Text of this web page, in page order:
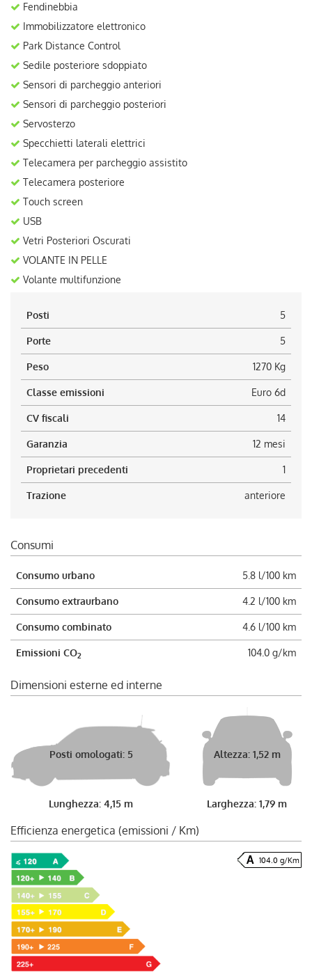
Fendinebbia
Immobilizzatore elettronico
Park Distance Control
Sedile posteriore sdoppiato
Sensori di parcheggio anteriori
Sensori di parcheggio posteriori
Servosterzo
Specchietti laterali elettrici
Telecamera per parcheggio assistito
Telecamera posteriore
Touch screen
USB
Vetri Posteriori Oscurati
VOLANTE IN PELLE
Volante multifunzione
Posti 5
Porte 5
Peso 1270 Kg
Classe emissioni Euro 6d
CV fiscali 14
Garanzia 12 mesi
Proprietari precedenti 1
Trazione anteriore
Consumi
Consumo urbano 5.8 l/100 km
Consumo extraurbano 4.2 l/100 km
Consumo combinato 4.6 l/100 km
Emissioni CO2 104.0 g/km
Dimensioni esterne ed interne
Posti omologati: 5
Lunghezza: 4,15 m
Altezza: 1,52 m
Larghezza: 1,79 m
Efficienza energetica (emissioni / Km)
104.0 g/Km